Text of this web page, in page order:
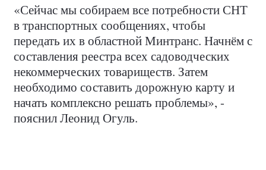
«Сейчас мы собираем все потребности СНТ
в транспортных сообщениях, чтобы
передать их в областной Минтранс. Начнём с
составления реестра всех садоводческих
некоммерческих товариществ. Затем
необходимо составить дорожную карту и
начать комплексно решать проблемы», -
пояснил Леонид Огуль.